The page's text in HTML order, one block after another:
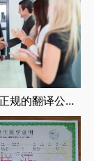
如何找一家正规的翻译公司，找正规翻译公司有哪些要求